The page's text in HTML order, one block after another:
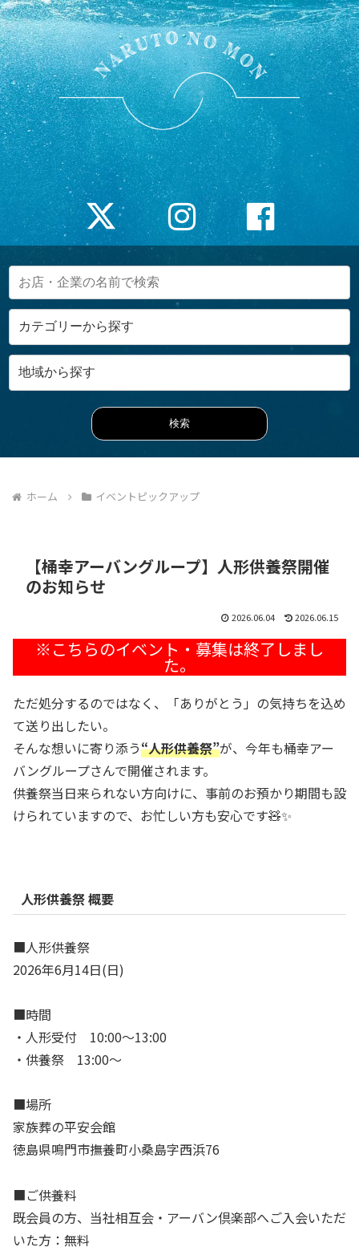
ホーム イベントピックアップ
【桶幸アーバングループ】人形供養祭開催
のお知らせ
2026.06.04 2026.06.15
ただ処分するのではなく、「ありがとう」の気持ちを込め
て送り出したい。
そんな想いに寄り添う“人形供養祭”が、今年も桶幸アー
バングループさんで開催されます。
供養祭当日来られない方向けに、事前のお預かり期間も設
けられていますので、お忙しい方も安心です🧸✨
人形供養祭 概要
■人形供養祭
2026年6月14日(日)
■時間
・人形受付 10:00～13:00
・供養祭 13:00～
■場所
家族葬の平安会館
徳島県鳴門市撫養町小桑島字西浜76
■ご供養料
既会員の方、当社相互会・アーバン倶楽部へご入会いただ
いた方：無料